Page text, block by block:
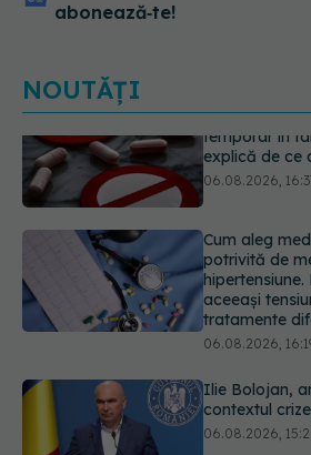
abonează‑te!
NOUTĂȚI
Cum aleg
potrivită de
tratamente
06.08.2026,
Ilie Bolojan,
contextul
EXCLUSIV